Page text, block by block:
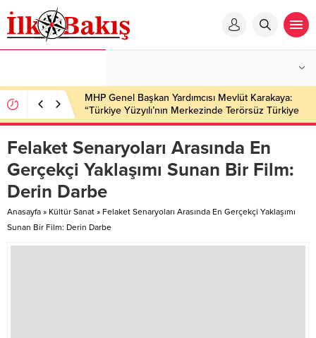
MHP Genel Başkan Yardımcısı Mevlüt Karakaya:
“Türkiye Yüzyılı’nın Merkezinde Terörsüz Türkiye
Hedefi Var”
Felaket Senaryoları Arasında En
Gerçekçi Yaklaşımı Sunan Bir Film:
Derin Darbe
Anasayfa » Kültür Sanat » Felaket Senaryoları Arasında En Gerçekçi Yaklaşımı
Sunan Bir Film: Derin Darbe